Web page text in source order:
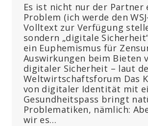
Es ist nicht nur der Partner
Problem (ich werde den
Volltext zur Verfügung
sondern „digitale
ein Euphemismus für
Auswirkungen beim Bieten
digitaler Sicherheit – laut
Weltwirtschaftsforum Das
von digitaler Identität mit
Gesundheitspass bringt
Problematiken, nämlich:
wir es…